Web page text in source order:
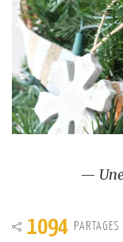
—
1094 PARTAGES